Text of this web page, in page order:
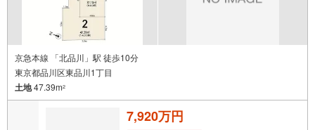
京急本線 「北品川」駅 徒歩10分
東京都品川区東品川1丁目
土地47.39m2
7,920万円